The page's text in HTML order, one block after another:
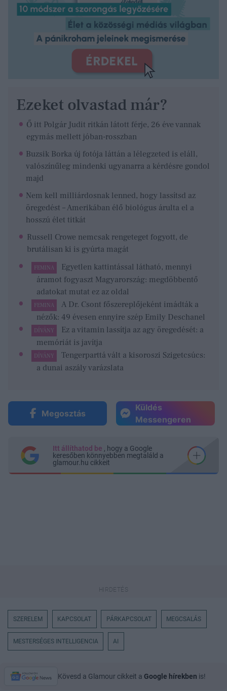
Ezeket olvastad már?
Ő itt Polgár Judit ritkán látott férje, 26 éve vannak
egymás mellett jóban-rosszban
Buzsik Borka új fotója láttán a lélegzeted is eláll,
valószínűleg mindenki ugyanarra a kérdésre gondol
majd
Nem kell milliárdosnak lenned, hogy lassítsd az
öregedést – Amerikában élő biológus árulta el a
hosszú élet titkát
Russell Crowe nemcsak rengeteget fogyott, de
brutálisan ki is gyúrta magát
FEMINA
Egyetlen kattintással látható, mennyi
áramot fogyaszt Magyarország: megdöbbentő
adatokat mutat ez az oldal
FEMINA
A Dr. Csont főszereplőjeként imádták a
nézők: 49 évesen ennyire szép Emily Deschanel
DÍVÁNY
Ez a vitamin lassítja az agy öregedését: a
memóriát is javítja
DÍVÁNY
Tengerparttá vált a kisoroszi Szigetcsúcs:
a dunai aszály varázslata
Megosztás
Küldés
Messengeren
Itt állíthatod be , hogy a Google
keresőben könnyebben megtaláld a
glamour.hu cikkeit
SZERELEM KAPCSOLAT PÁRKAPCSOLAT MEGCSALÁS
MESTERSÉGES INTELLIGENCIA AI
Kövesd a Glamour cikkeit a Google hírekben is!